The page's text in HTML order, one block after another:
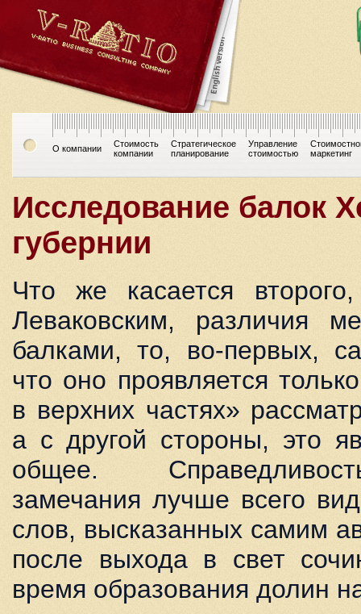
О компании
Стоимость
компании
Стратегическое
планирование
Управление
стоимостью
маркетинг
Исследование балок
губернии
Что же касается
Леваковским, различия
балками, то, во-первых,
что оно проявляется
в верхних частях»
а с другой стороны, это
общее.
замечания лучше всего
слов, высказанных самим
после выхода в свет
время образования долин